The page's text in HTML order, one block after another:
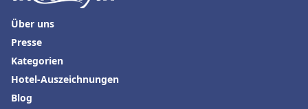
Über uns
Presse
Kategorien
Hotel-Auszeichnungen
Blog